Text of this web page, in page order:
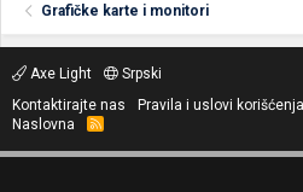
Grafičke karte i monitori
Axe Light
Srpski
Kontaktirajte nas
Pravila i uslovi korišćenja
Naslovna
R
S